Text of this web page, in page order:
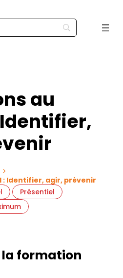
au
Identifier, agir, prévenir
Présentiel
la formation